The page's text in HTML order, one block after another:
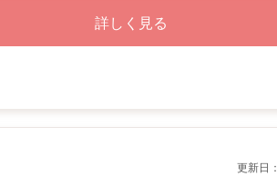
詳しく見る
更新日：